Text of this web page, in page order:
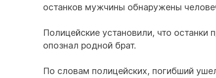
останков мужчины обнаружены
Полицейские установили, что
опознал родной брат.
По словам полицейских, погибший